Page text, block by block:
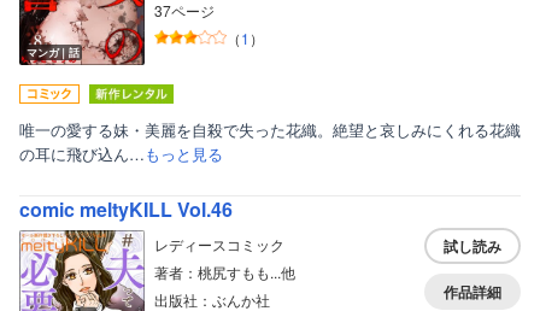
マンガ｜話
37ページ
（1 ）
唯一の愛する妹・美麗を自殺で失った花織。絶望と哀しみにくれる花織
の耳に飛び込ん…もっと見る
comic meltyKILL Vol.46
レディースコミック
著者：桃尻すもも...他
出版社：ぶんか社
試し読み
作品詳細